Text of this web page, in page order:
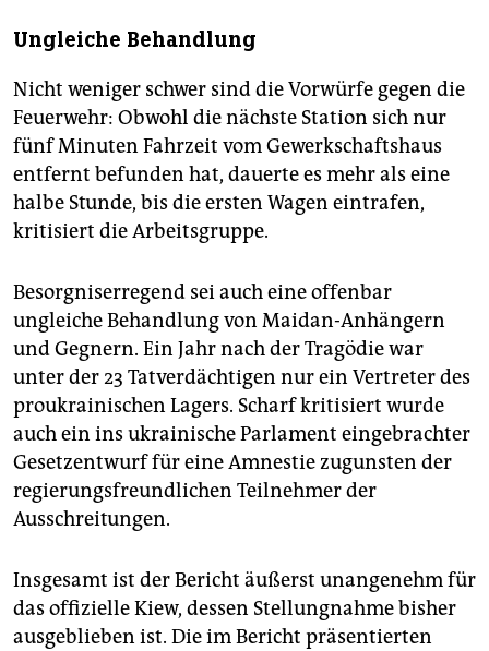
Ungleiche Behandlung
Nicht weniger schwer sind die Vorwürfe gegen die
Feuerwehr: Obwohl die nächste Station sich nur
fünf Minuten Fahrzeit vom Gewerkschaftshaus
entfernt befunden hat, dauerte es mehr als eine
halbe Stunde, bis die ersten Wagen eintrafen,
kritisiert die Arbeitsgruppe.
Besorgniserregend sei auch eine offenbar
ungleiche Behandlung von Maidan-Anhängern
und Gegnern. Ein Jahr nach der Tragödie war
unter der 23 Tatverdächtigen nur ein Vertreter des
proukrainischen Lagers. Scharf kritisiert wurde
auch ein ins ukrainische Parlament eingebrachter
Gesetzentwurf für eine Amnestie zugunsten der
regierungsfreundlichen Teilnehmer der
Ausschreitungen.
Insgesamt ist der Bericht äußerst unangenehm für
das offizielle Kiew, dessen Stellungnahme bisher
ausgeblieben ist. Die im Bericht präsentierten